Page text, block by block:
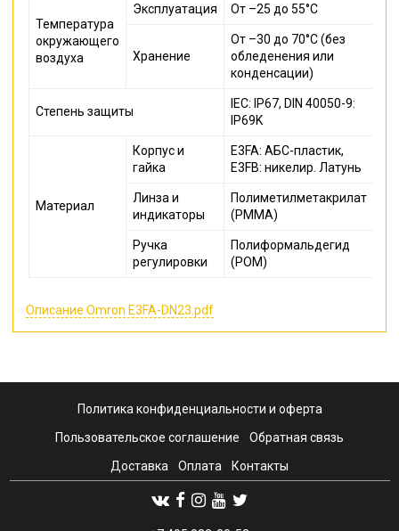
Температура
окружающего
воздуха
Эксплуатация От –25 до 55°C
Хранение
От –30 до 70°C (без
обледенения или
конденсации)
Степень защиты
IEC: IP67, DIN 40050-9:
IP69K
Материал
Корпус и
гайка
E3FA: АБС-пластик,
E3FB: никелир. Латунь
Линза и
индикаторы
Полиметилметакрилат
(PMMA)
Ручка
регулировки
Полиформальдегид
(POM)
Описание Omron E3FA-DN23.pdf
Политика конфиденциальности и оферта
Пользовательское соглашение Обратная связь
Доставка Оплата Контакты